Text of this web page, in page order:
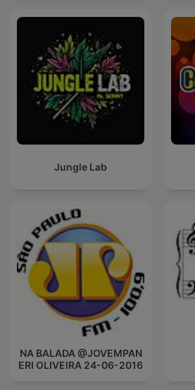
Jungle Lab
NA BALADA @JOVEMPAN
ERI OLIVEIRA 24-06-2016